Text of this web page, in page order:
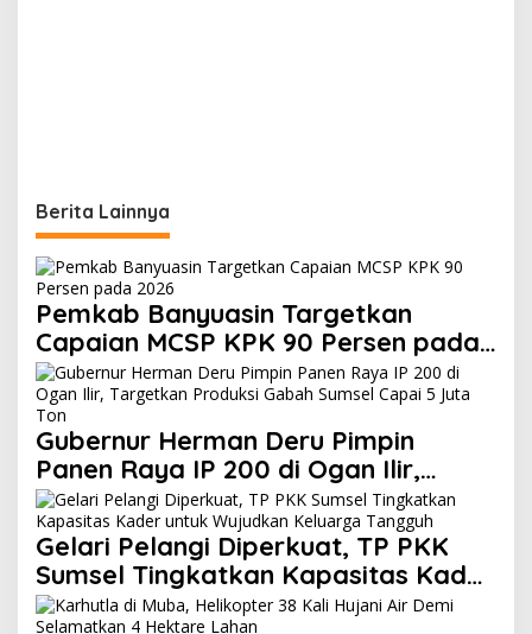
Berita Lainnya
Pemkab Banyuasin Targetkan
Capaian MCSP KPK 90 Persen pada
2026
Gubernur Herman Deru Pimpin
Panen Raya IP 200 di Ogan Ilir,
Targetkan Produksi Gabah Sumsel
Capai 5 Juta Ton
Gelari Pelangi Diperkuat, TP PKK
Sumsel Tingkatkan Kapasitas Kader
untuk Wujudkan Keluarga Tangguh